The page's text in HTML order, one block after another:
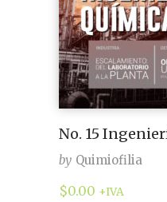
No. 15
by Quimiofilia
$0.00 +IVA